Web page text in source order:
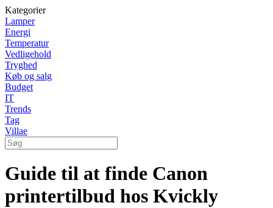
Kategorier
Lamper
Energi
Temperatur
Vedligehold
Tryghed
Køb og salg
Budget
IT
Trends
Tag
Villae
Guide til at finde Canon
printertilbud hos Kvickly